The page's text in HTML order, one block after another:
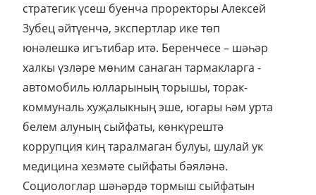
стратегик үсеш буенча проректоры Алексей
Зубец әйтүенчә, экспертлар ике төп
юнәлешкә игътибар итә. Беренчесе – шәһәр
халкы үзләре мөһим санаган тармакларга -
автомобиль юлларының торышы, торак-
коммуналь хуҗалыкның эше, югары һәм урта
белем алуның сыйфаты, көнкүрештә
коррупция киң таралмаган булуы, шулай ук
медицина хезмәте сыйфаты бәяләнә.
Социологлар шәһәрдә тормыш сыйфатын